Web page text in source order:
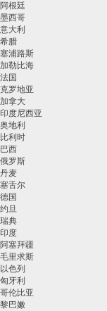
阿根廷
墨西哥
意大利
希腊
塞浦路斯
加勒比海
法国
克罗地亚
加拿大
印度尼西亚
奥地利
比利时
巴西
俄罗斯
丹麦
塞舌尔
德国
约旦
瑞典
印度
阿塞拜疆
毛里求斯
以色列
匈牙利
哥伦比亚
黎巴嫩